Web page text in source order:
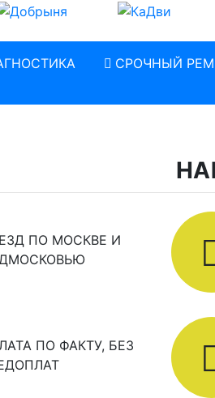
СРОЧНЫЙ
ПО МОСКВЕ И
ПО ФАКТУ, БЕЗ